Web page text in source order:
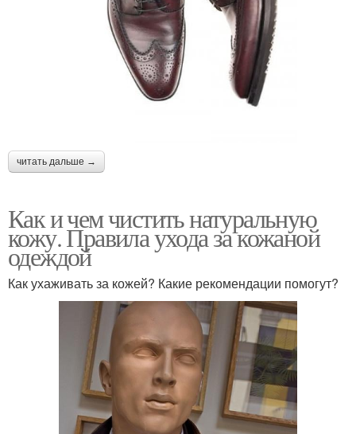
читать дальше →
Как и чем чистить натуральную
кожу. Правила ухода за кожаной
одеждой
Как ухаживать за кожей? Какие рекомендации помогут?